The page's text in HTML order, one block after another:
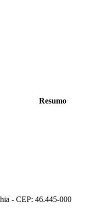
Resumo
- CEP: 46.445-000